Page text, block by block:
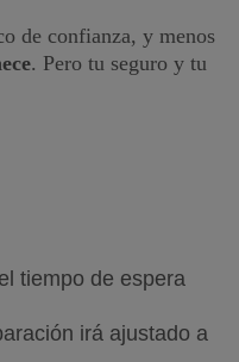
de confianza, y menos
. Pero tu seguro y tu
tiempo de espera
irá ajustado a